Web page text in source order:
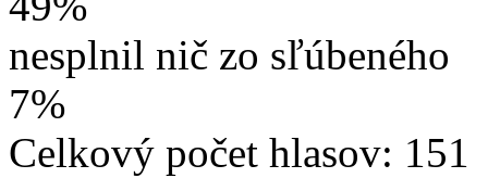
nesplnil nič zo sľúbeného
7%
Celkový počet hlasov: 151